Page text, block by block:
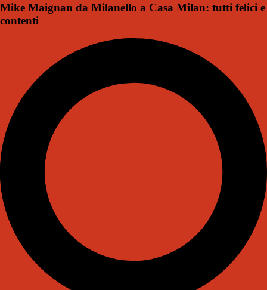
Mike Maignan da Milanello a Casa Milan: tutti felici e
contenti